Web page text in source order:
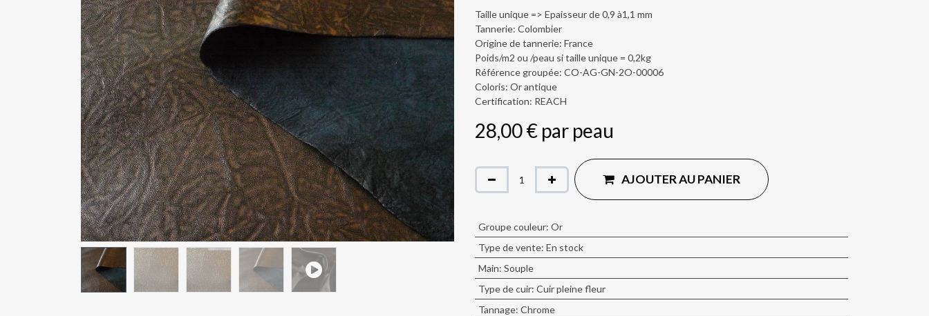
Taille unique => Epaisseur de 0,9 à1,1 mm
Tannerie: Colombier
Origine de tannerie: France
Poids/m2 ou /peau si taille unique = 0,2kg
Référence groupée: CO-AG-GN-2O-00006
Coloris: Or antique
Certification: REACH
28,00€ par peau
AJOUTER AU PANIER
Groupe couleur: Or
Type de vente: En stock
Main: Souple
Type de cuir: Cuir pleine fleur
Tannage: Chrome